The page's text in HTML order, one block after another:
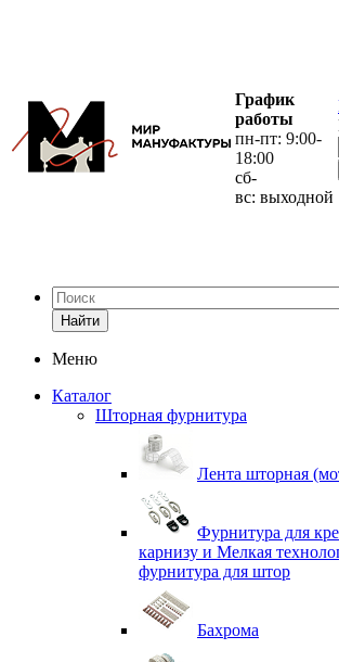
График
работы
пн-пт: 9:00-
18:00
сб-
вс: выходной
Найти
Меню
Каталог
Шторная фурнитура
Лента шторная
Фурнитура для
карнизу и Мелкая
фурнитура для штор
Бахрома